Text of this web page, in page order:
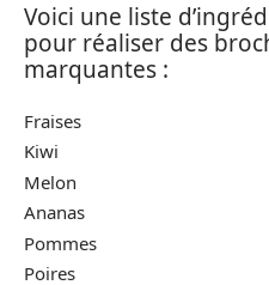
Voici une liste
pour réaliser des
marquantes :
Fraises
Kiwi
Melon
Ananas
Pommes
Poires